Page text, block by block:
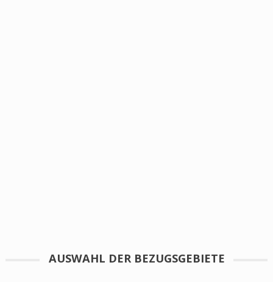
AUSWAHL DER BEZUGSGEBIETE